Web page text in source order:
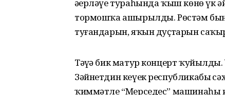
әҙерләүе тураһында ҡыш көнө үк
тормошҡа ашырылды. Рөстәм
туғандарын, яҡын дуҫтарын
Тәүҙә бик матур концерт
Зәйнетдин кеүек республикабыҙ
ҡиммәтле “Мерседес” машинаһы